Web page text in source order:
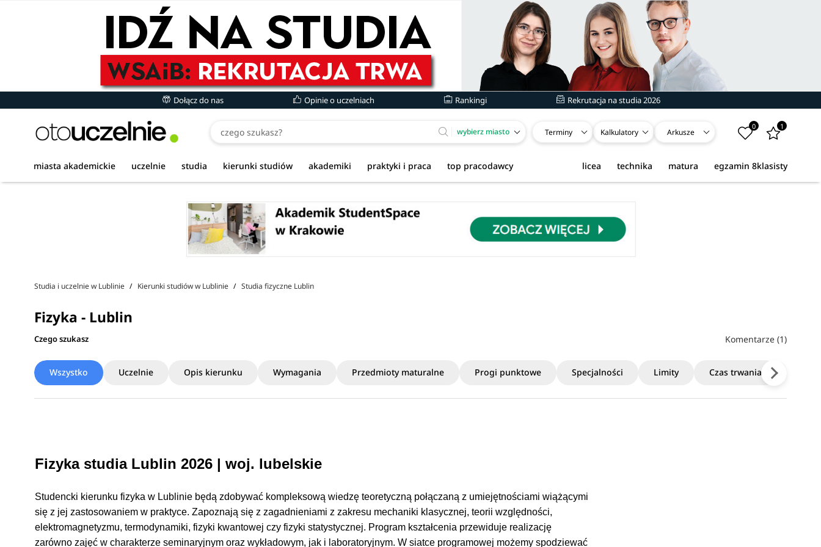
Dołącz do nas Opinie o uczelniach Rankingi Rekrutacja na studia 2026
wybierz miasto Terminy Kalkulatory Arkusze
0 1
miasta akademickie uczelnie studia kierunki studiów akademiki praktyki i praca top pracodawcy egzamin 8klasisty
matura
technika
licea
Studia i uczelnie w Lublinie Kierunki studiów w Lublinie Studia fizyczne Lublin
Fizyka - Lublin
Czego szukasz Komentarze (1)
Wszystko Uczelnie Opis kierunku Wymagania Przedmioty maturalne Progi punktowe Specjalności Limity Czas trwania
Fizyka studia Lublin 2026 | woj. lubelskie
Studencki kierunku fizyka w Lublinie będą zdobywać kompleksową wiedzę teoretyczną połączaną z umiejętnościami wiążącymi
się z jej zastosowaniem w praktyce. Zapoznają się z zagadnieniami z zakresu mechaniki klasycznej, teorii względności,
elektromagnetyzmu, termodynamiki, fizyki kwantowej czy fizyki statystycznej. Program kształcenia przewiduje realizację
zarówno zajęć w charakterze seminaryjnym oraz wykładowym, jak i laboratoryjnym. W siatce programowej możemy spodziewać